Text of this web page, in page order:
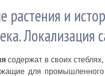
растения и
Локализация
содержат в своих
для